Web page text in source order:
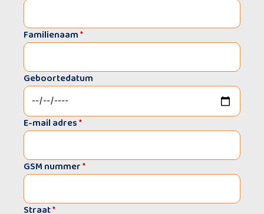
Familienaam*
Geboortedatum
E-mail adres*
GSM nummer*
Straat*